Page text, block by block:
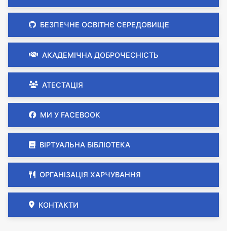
БЕЗПЕЧНЕ ОСВІТНЄ СЕРЕДОВИЩЕ
АКАДЕМІЧНА ДОБРОЧЕСНІСТЬ
АТЕСТАЦІЯ
МИ У FACEBOOK
ВІРТУАЛЬНА БІБЛІОТЕКА
ОРГАНІЗАЦІЯ ХАРЧУВАННЯ
КОНТАКТИ